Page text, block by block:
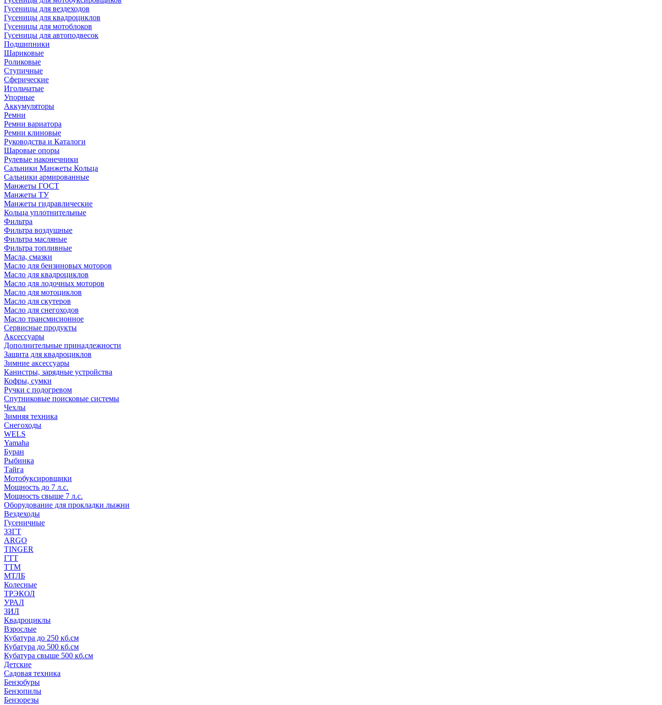
Гусеницы для вездеходов
Гусеницы для квадроциклов
Гусеницы для мотоблоков
Гусеницы для автоподвесок
Подшипники
Шариковые
Роликовые
Ступичные
Сферические
Игольчатые
Упорные
Аккумуляторы
Ремни
Ремни вариатора
Ремни клиновые
Руководства и Каталоги
Шаровые опоры
Рулевые наконечники
Сальники Манжеты Кольца
Сальники армированные
Манжеты ГОСТ
Манжеты ТУ
Манжеты гидравлические
Кольца уплотнительные
Фильтра
Фильтра воздушные
Фильтра масляные
Фильтра топливные
Масла, смазки
Масло для бензиновых моторов
Масло для квадроциклов
Масло для лодочных моторов
Масло для мотоциклов
Масло для скутеров
Масло для снегоходов
Масло трансмисионное
Сервисные продукты
Аксессуары
Дополнительные принадлежности
Защита для квадроциклов
Зимние аксессуары
Канистры, зарядные устройства
Кофры, сумки
Ручки с подогревом
Спутниковые поисковые системы
Чехлы
Зимняя техника
Снегоходы
WELS
Yamaha
Буран
Рыбинка
Тайга
Мотобуксировщики
Мощность до 7 л.с.
Мощность свыше 7 л.с.
Оборудование для прокладки лыжни
Вездеходы
Гусеничные
ЗЗГТ
ARGO
TINGER
ГТТ
ТТМ
МТЛБ
Колесные
ТРЭКОЛ
УРАЛ
ЗИЛ
Квадроциклы
Взрослые
Кубатура до 250 кб.см
Кубатура до 500 кб.см
Кубатура свыше 500 кб.см
Детские
Садовая техника
Бензобуры
Бензопилы
Бензорезы